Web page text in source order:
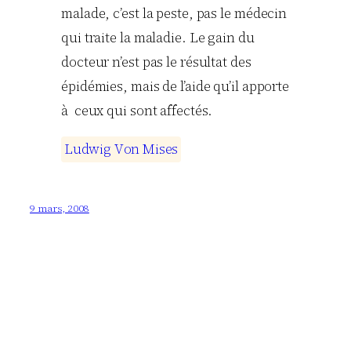
malade, c’est la peste, pas le médecin
qui traite la maladie. Le gain du
docteur n’est pas le résultat des
épidémies, mais de l’aide qu’il apporte
à ceux qui sont affectés.
Ludwig VonMises
9 mars, 2008